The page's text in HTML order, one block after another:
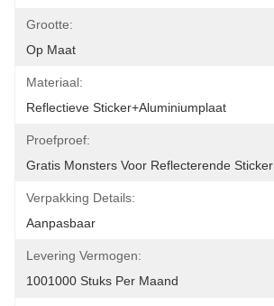
Grootte:
Op Maat
Materiaal:
Reflectieve Sticker+aluminiumplaat
Proefproef:
Gratis Monsters Voor Reflecterende Sticker
Verpakking Details:
Aanpasbaar
Levering Vermogen:
1001000 Stuks Per Maand